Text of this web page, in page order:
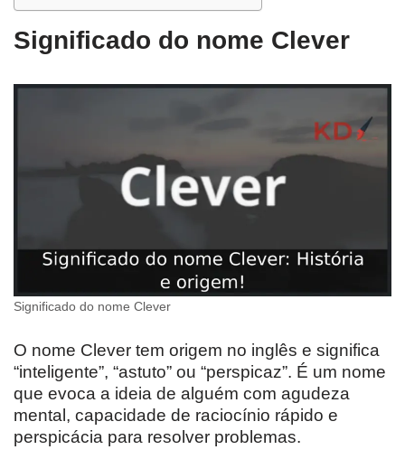
Significado do nome Clever
Significado do nome Clever
O nome Clever tem origem no inglês e significa
“inteligente”, “astuto” ou “perspicaz”. É um nome
que evoca a ideia de alguém com agudeza
mental, capacidade de raciocínio rápido e
perspicácia para resolver problemas.